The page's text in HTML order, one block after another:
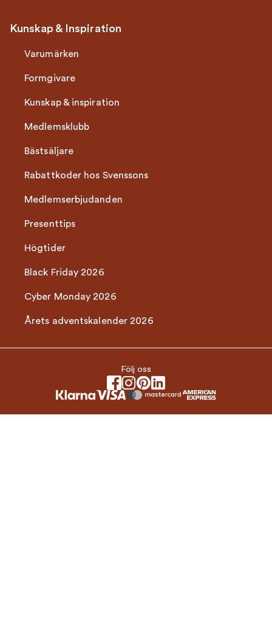
Kunskap & Inspiration
Varumärken
Formgivare
Kunskap & inspiration
Medlemsklubb
Bästsäljare
Rabattkoder hos Svenssons
Medlemserbjudanden
Presenttips
Högtider
Black Friday 2026
Cyber Monday 2026
Årets adventskalender 2026
Följ oss